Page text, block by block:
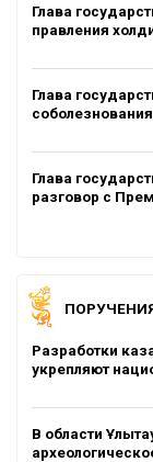
Глава
правления
Глава
Глава
разговор с
Разработки
укрепляют
В области